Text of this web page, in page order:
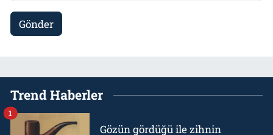
Gönder
Trend Haberler
Gözün gördüğü ile zihnin
1